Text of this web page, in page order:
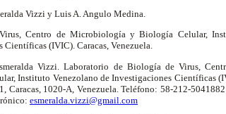
Vizzi y Luis A. Angulo Medina.
Centro de Microbiología y Biología Celular,
Científicas (IVIC). Caracas, Venezuela.
Vizzi. Laboratorio de Biología de Virus,
Instituto Venezolano de Investigaciones Científicas
Caracas, 1020-A, Venezuela. Teléfono: 58-212-
esmeralda.vizzi@gmail.com